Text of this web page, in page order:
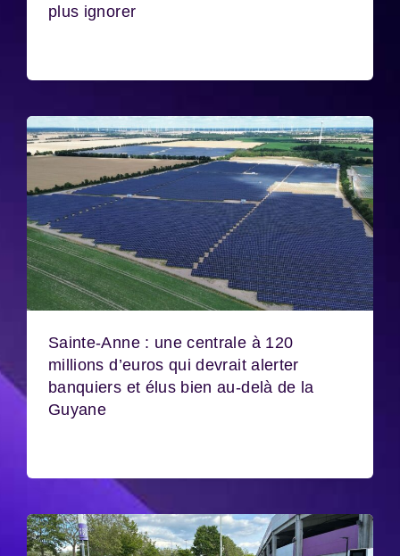
plus ignorer
Sainte-Anne : une centrale à 120
millions d’euros qui devrait alerter
banquiers et élus bien au-delà de la
Guyane